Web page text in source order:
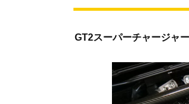
GT2スーパーチャージャ